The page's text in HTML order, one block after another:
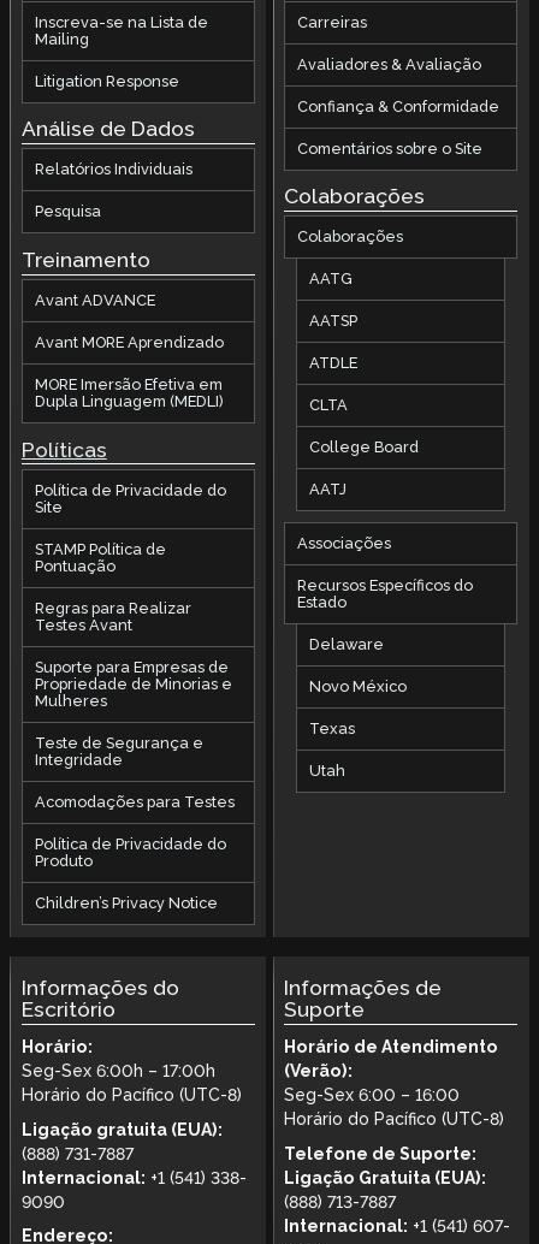
Inscreva-se na Lista de
Mailing
Litigation Response
Análise de Dados
Relatórios Individuais
Pesquisa
Treinamento
Avant ADVANCE
Avant MORE Aprendizado
MORE Imersão Efetiva em
Dupla Linguagem (MEDLI)
Políticas
Política de Privacidade do
Site
STAMP Política de
Pontuação
Regras para Realizar
Testes Avant
Suporte para Empresas de
Propriedade de Minorias e
Mulheres
Teste de Segurança e
Integridade
Acomodações para Testes
Política de Privacidade do
Produto
Children’s Privacy Notice
Carreiras
Avaliadores & Avaliação
Confiança & Conformidade
Comentários sobre o Site
Colaborações
Colaborações
AATG
AATSP
ATDLE
CLTA
College Board
AATJ
Associações
Recursos Específicos do
Estado
Delaware
Novo México
Texas
Utah
Informações do
Escritório
Horário:
Seg-Sex 6:00h – 17:00h
Horário do Pacífico (UTC-8)
Ligação gratuita (EUA):
(888) 731-7887
Internacional: +1 (541) 338-
9090
Endereço:
Informações de
Suporte
Horário de Atendimento
(Verão):
Seg-Sex 6:00 – 16:00
Horário do Pacífico (UTC-8)
Telefone de Suporte:
Ligação Gratuita (EUA):
(888) 713-7887
Internacional: +1 (541) 607-